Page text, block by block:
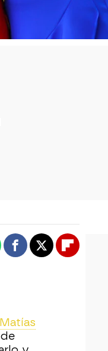
Facebook
X Flipboard
Matías